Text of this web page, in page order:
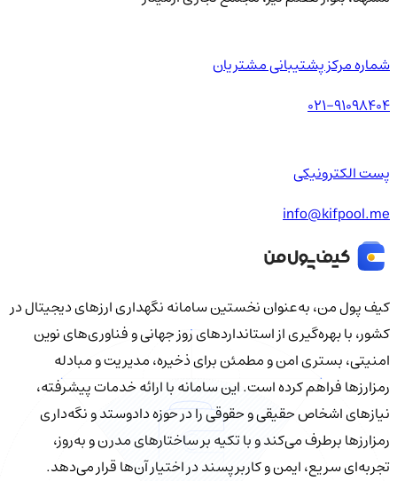
شماره مرکز پشتیبانی مشتریان
021-91098404
پست الکترونیکی
info@kifpool.me
کیف‌ پول من، به‌عنوان نخستین سامانه نگهداری ارزهای دیجیتال در
کشور، با بهره‌گیری از استانداردهای روز جهانی و فناوری‌های نوین
امنیتی، بستری امن و مطمئن برای ذخیره، مدیریت و مبادله
رمزارزها فراهم کرده است. این سامانه با ارائه خدمات پیشرفته،
نیازهای اشخاص حقیقی و حقوقی را در حوزه دادوستد و نگه‌داری
رمزارزها برطرف می‌کند و با تکیه بر ساختارهای مدرن و به‌روز،
تجربه‌ای سریع، ایمن و کاربرپسند در اختیار آن‌ها قرار می‌دهد.